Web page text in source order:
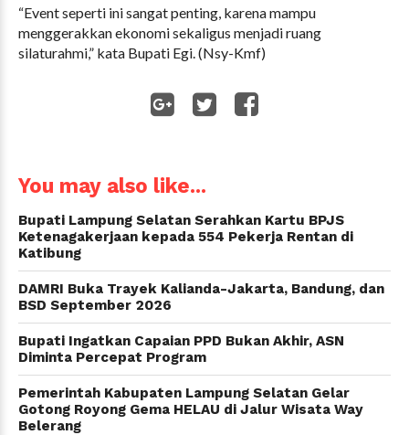
“Event seperti ini sangat penting, karena mampu
menggerakkan ekonomi sekaligus menjadi ruang
silaturahmi,” kata Bupati Egi. (Nsy-Kmf)
You may also like...
Bupati Lampung Selatan Serahkan Kartu BPJS
Ketenagakerjaan kepada 554 Pekerja Rentan di
Katibung
DAMRI Buka Trayek Kalianda-Jakarta, Bandung, dan
BSD September 2026
Bupati Ingatkan Capaian PPD Bukan Akhir, ASN
Diminta Percepat Program
Pemerintah Kabupaten Lampung Selatan Gelar
Gotong Royong Gema HELAU di Jalur Wisata Way
Belerang